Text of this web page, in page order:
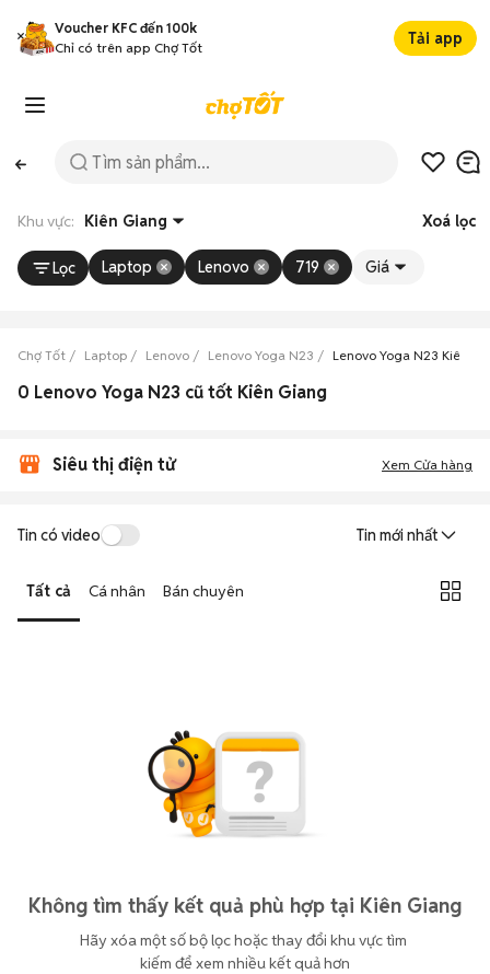
Voucher KFC đến 100k
Chỉ có trên app Chợ Tốt
Tải app
Khu vực: Kiên Giang Xoá lọc
Lọc Laptop Lenovo 719 Giá
Chợ Tốt Laptop Lenovo Lenovo Yoga N23 Lenovo Yoga N23 Kiên
0 Lenovo Yoga N23 cũ tốt Kiên Giang
Siêu thị điện tử Xem Cửa hàng
Tin có video Tin mới nhất
Tất cả Cá nhân Bán chuyên
Không tìm thấy kết quả phù hợp tại Kiên Giang
Hãy xóa một số bộ lọc hoặc thay đổi khu vực tìm
kiếm để xem nhiều kết quả hơn